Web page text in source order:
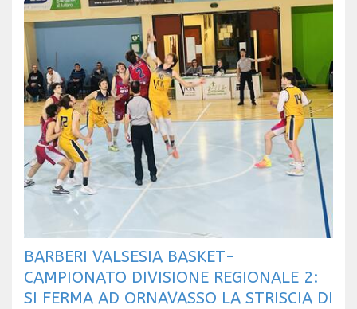
BARBERI VALSESIA BASKET-
CAMPIONATO DIVISIONE REGIONALE 2:
SI FERMA AD ORNAVASSO LA STRISCIA DI